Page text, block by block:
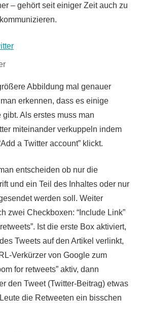
– gehört seit einiger Zeit auch zu
Abbildung mal genauer
erkennen, dass es einige
Als erstes muss man
miteinander verkuppeln indem
a Twitter account” klickt.
entscheiden ob nur die
und ein Teil des Inhaltes oder nur
werden soll. Weiter
zwei Checkboxen: “Include Link”
Ist die erste Box aktiviert,
Tweets auf den Artikel verlinkt,
Verkürzer von Google zum
for retweets” aktiv, dann
den Tweet (Twitter-Beitrag) etwas
die Retweeten ein bisschen